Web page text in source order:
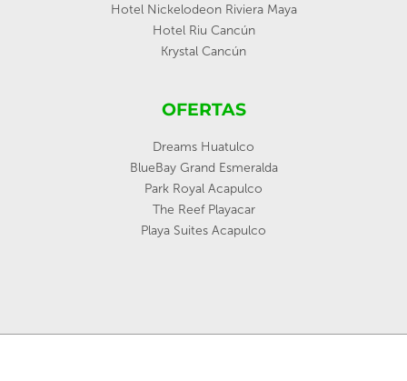
Hotel Nickelodeon Riviera Maya
Hotel Riu Cancún
Krystal Cancún
OFERTAS
Dreams Huatulco
BlueBay Grand Esmeralda
Park Royal Acapulco
The Reef Playacar
Playa Suites Acapulco